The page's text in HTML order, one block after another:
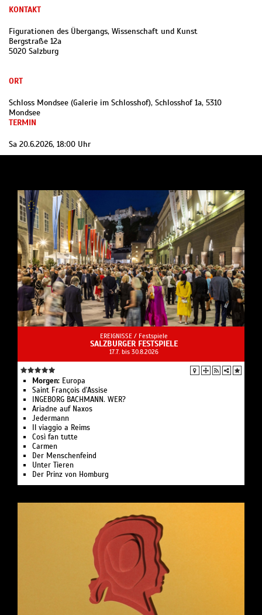
KONTAKT
Figurationen des Übergangs, Wissenschaft und Kunst
Bergstraße 12a
5020 Salzburg
ORT
Schloss Mondsee (Galerie im Schlosshof), Schlosshof 1a, 5310
Mondsee
TERMIN
Sa 20.6.2026, 18:00 Uhr
EREIGNISSE / Festspiele
SALZBURGER FESTSPIELE
17.7. bis 30.8.2026
Morgen: Europa
Saint François d’Assise
INGEBORG BACHMANN. WER?
Ariadne auf Naxos
Jedermann
Il viaggio a Reims
Così fan tutte
Carmen
Der Menschenfeind
Unter Tieren
Der Prinz von Homburg